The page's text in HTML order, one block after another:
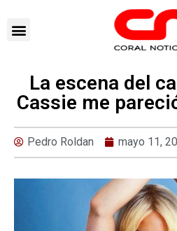
La escena del
Cassie me
Pedro Roldan mayo 11,